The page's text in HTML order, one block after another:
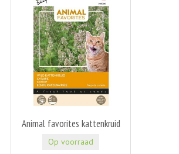
Animal favorites kattenkruid
Op voorraad